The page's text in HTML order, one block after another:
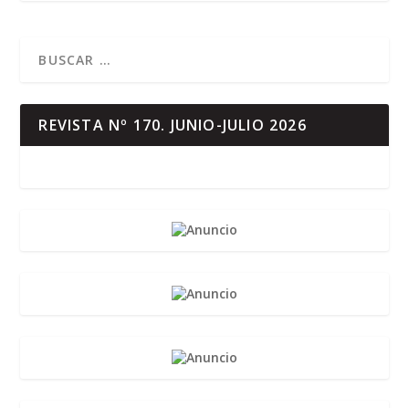
REVISTA Nº 170. JUNIO-JULIO 2026